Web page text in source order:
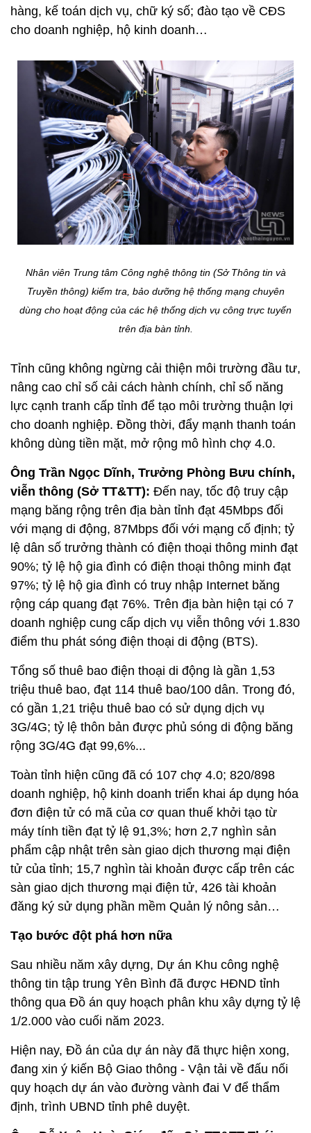
hàng, kế toán dịch vụ, chữ ký số; đào tạo về CĐS
cho doanh nghiệp, hộ kinh doanh…
Nhân viên Trung tâm Công nghệ thông tin (Sở Thông tin và
Truyền thông) kiểm tra, bảo dưỡng hệ thống mạng chuyên
dùng cho hoạt động của các hệ thống dịch vụ công trực tuyến
trên địa bàn tỉnh.
Tỉnh cũng không ngừng cải thiện môi trường đầu tư,
nâng cao chỉ số cải cách hành chính, chỉ số năng
lực cạnh tranh cấp tỉnh để tạo môi trường thuận lợi
cho doanh nghiệp. Đồng thời, đẩy mạnh thanh toán
không dùng tiền mặt, mở rộng mô hình chợ 4.0.
Ông Trần Ngọc Dĩnh, Trưởng Phòng Bưu chính,
viễn thông (Sở TT&TT): Đến nay, tốc độ truy cập
mạng băng rộng trên địa bàn tỉnh đạt 45Mbps đối
với mạng di động, 87Mbps đối với mạng cố định; tỷ
lệ dân số trưởng thành có điện thoại thông minh đạt
90%; tỷ lệ hộ gia đình có điện thoại thông minh đạt
97%; tỷ lệ hộ gia đình có truy nhập Internet băng
rộng cáp quang đạt 76%. Trên địa bàn hiện tại có 7
doanh nghiệp cung cấp dịch vụ viễn thông với 1.830
điểm thu phát sóng điện thoại di động (BTS).
Tổng số thuê bao điện thoại di động là gần 1,53
triệu thuê bao, đạt 114 thuê bao/100 dân. Trong đó,
có gần 1,21 triệu thuê bao có sử dụng dịch vụ
3G/4G; tỷ lệ thôn bản được phủ sóng di động băng
rộng 3G/4G đạt 99,6%...
Toàn tỉnh hiện cũng đã có 107 chợ 4.0; 820/898
doanh nghiệp, hộ kinh doanh triển khai áp dụng hóa
đơn điện tử có mã của cơ quan thuế khởi tạo từ
máy tính tiền đạt tỷ lệ 91,3%; hơn 2,7 nghìn sản
phẩm cập nhật trên sàn giao dịch thương mại điện
tử của tỉnh; 15,7 nghìn tài khoản được cấp trên các
sàn giao dịch thương mại điện tử, 426 tài khoản
đăng ký sử dụng phần mềm Quản lý nông sản…
Tạo bước đột phá hơn nữa
Sau nhiều năm xây dựng, Dự án Khu công nghệ
thông tin tập trung Yên Bình đã được HĐND tỉnh
thông qua Đồ án quy hoạch phân khu xây dựng tỷ lệ
1/2.000 vào cuối năm 2023.
Hiện nay, Đồ án của dự án này đã thực hiện xong,
đang xin ý kiến Bộ Giao thông - Vận tải về đấu nối
quy hoạch dự án vào đường vành đai V để thẩm
định, trình UBND tỉnh phê duyệt.